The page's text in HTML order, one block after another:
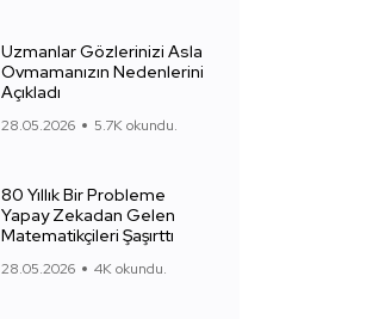
Uzmanlar Gözlerinizi Asla
Ovmamanızın Nedenlerini
Açıkladı
28.05.2026 5.7K okundu.
80 Yıllık Bir Probleme
Yapay Zekadan Gelen
Matematikçileri Şaşırttı
28.05.2026 4K okundu.